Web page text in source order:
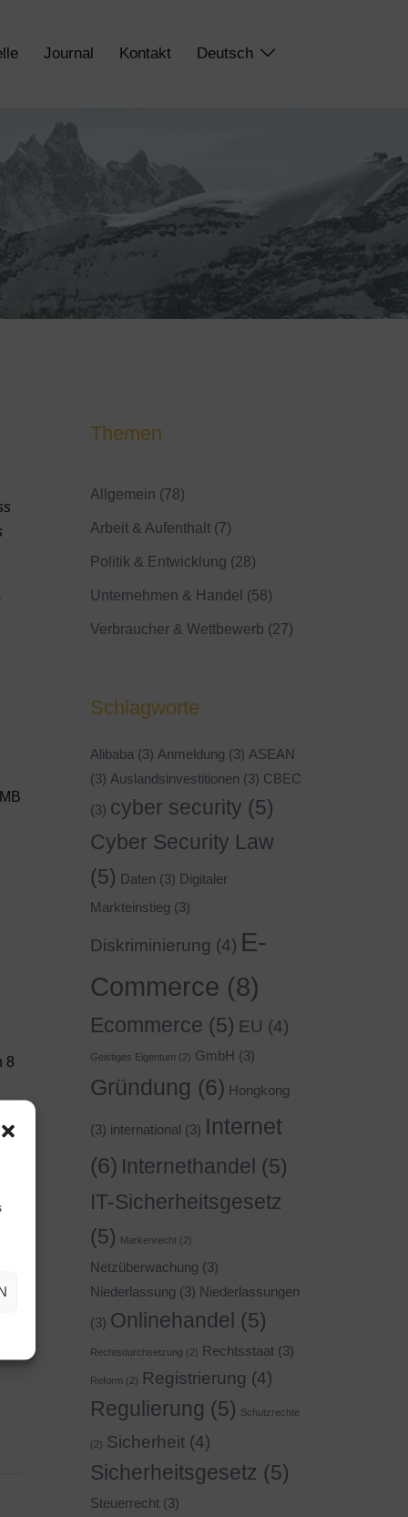
Journal Kontakt Deutsch
8
Themen
Allgemein (78)
Arbeit & Aufenthalt(7)
Politik & Entwicklung (28)
Unternehmen & Handel (58)
Verbraucher & Wettbewerb (27)
Schlagworte
Alibaba (3) Anmeldung (3) ASEAN
(3) Auslandsinvestitionen (3) CBEC
(3) cyber security (5)
Cyber Security Law
(5) Daten (3) Digitaler
Markteinstieg (3)
Diskriminierung (4) E-
Commerce (8)
Ecommerce (5) EU (4)
Geistiges Eigentum (2) GmbH (3)
Gründung (6) Hongkong
(3) international (3) Internet
(6) Internethandel (5)
IT-Sicherheitsgesetz
(5) Markenrecht(2)
Netzüberwachung (3)
Niederlassung (3) Niederlassungen
(3) Onlinehandel (5)
Rechtsdurchsetzung (2) Rechtsstaat(3)
Reform (2) Registrierung (4)
Regulierung (5) Schutzrechte
(2) Sicherheit(4)
Sicherheitsgesetz (5)
Steuerrecht(3)